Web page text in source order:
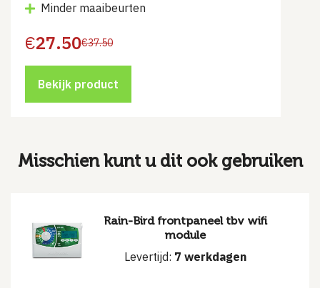
Minder maaibeurten
€37.50
Oorspronkelijke
was:
€37.50.
€27.50
Huidige
is:
€27.50.
Bekijk product
Misschien kunt u dit ook gebruiken
Rain-Bird frontpaneel tbv wifi
module
Levertijd: 7 werkdagen